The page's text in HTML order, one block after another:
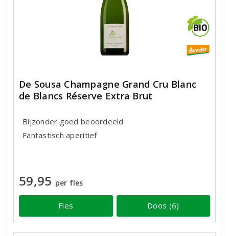
De Sousa Champagne Grand Cru Blanc
de Blancs Réserve Extra Brut
Bijzonder goed beoordeeld
Fantastisch aperitief
59,95 per fles
Fles Doos (6)